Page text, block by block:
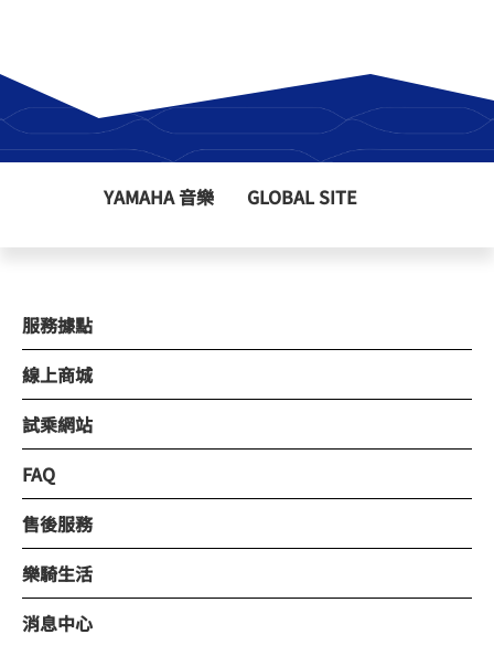
YAMAHA 音樂 GLOBAL SITE
服務據點
線上商城
試乘網站
FAQ
售後服務
樂騎生活
消息中心